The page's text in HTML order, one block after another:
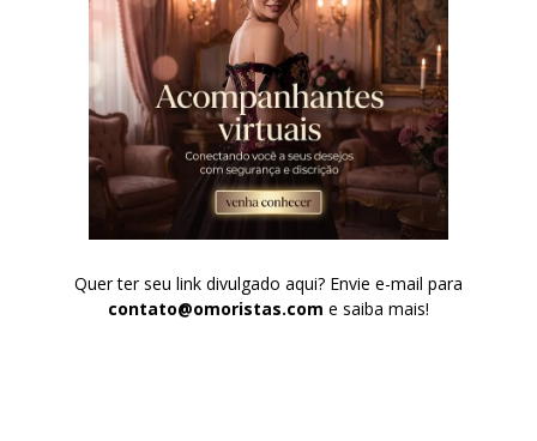
Quer ter seu link divulgado aqui? Envie e-mail para
contato@omoristas.com e saiba mais!